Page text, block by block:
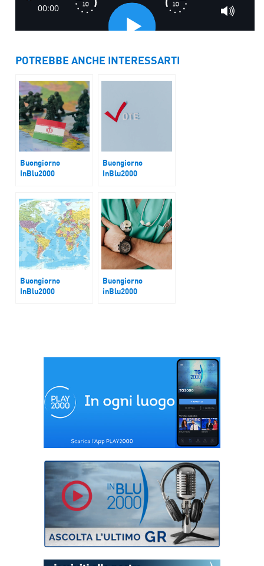
POTREBBE ANCHE INTERESSARTI
Buongiorno
InBlu2000
Buongiorno
InBlu2000
Buongiorno
InBlu2000
Buongiorno
inBlu2000